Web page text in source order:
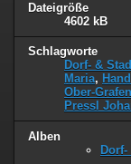
Dateigröße
4602 kB
Schlagworte
Dorf- &
Maria,
Ober-
Pressl
Alben